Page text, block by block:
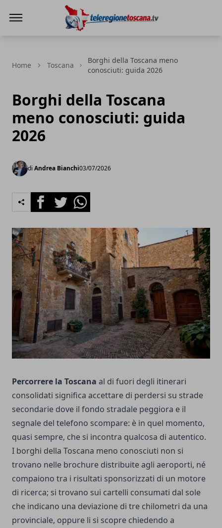
Home Toscana
Borghi della Toscana meno
conosciuti: guida 2026
Borghi della Toscana
meno conosciuti: guida
2026
di Andrea Bianchi03/07/2026
FacebookTwitterWhatsapp
Percorrere la Toscana al di fuori degli itinerari
consolidati significa accettare di perdersi su strade
secondarie dove il fondo stradale peggiora e il
segnale del telefono scompare: è in quel momento,
quasi sempre, che si incontra qualcosa di autentico.
I borghi della Toscana meno conosciuti non si
trovano nelle brochure distribuite agli aeroporti, né
compaiono tra i risultati sponsorizzati di un motore
di ricerca; si trovano sui cartelli consumati dal sole
che indicano una deviazione di tre chilometri da una
provinciale, oppure li si scopre chiedendo a